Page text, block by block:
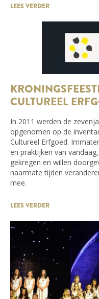
LEES VERDER
CULTUREEL
In 2011 werden de
opgenomen op de
Cultureel Erfgoed.
en praktijken van
gekregen en willen
naarmate tijden
mee.
LEES VERDER